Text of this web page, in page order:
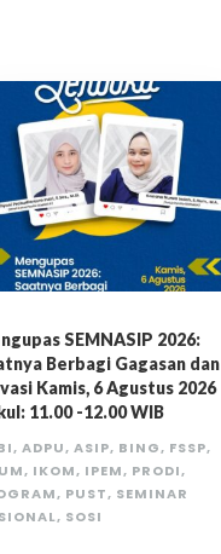
SEMNASIP 2026:
Berbagi Gagasan dan
Kamis, 6 Agustus 2026
11.00 -12.00 WIB
,ADPU,ASIP, BING, FSSP,
, IKOM, IPEM, PRODI,
, PUST, SEMINAR
, SOSI